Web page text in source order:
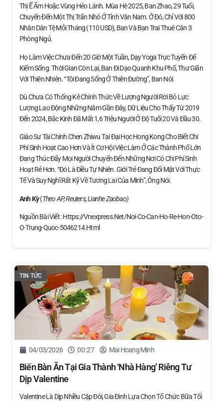
Thị Ế Ẩm Hoặc Vùng Hẻo Lánh. Mùa Hè 2025, Ban Zhao, 29 Tuổi,
Chuyển Đến Một Thị Trấn Nhỏ Ở Tỉnh Vân Nam. Ở Đó, Chỉ Với 800
Nhân Dân Tệ Mỗi Tháng (110 USD), Ban Và Bạn Trai Thuê Căn 3
Phòng Ngủ.
Họ Làm Việc Chưa Đến 20 Giờ Một Tuần, Dạy Yoga Trực Tuyến Để
Kiếm Sống. Thời Gian Còn Lại, Ban Đi Dạo Quanh Khu Phố, Thư Giãn
Với Thiên Nhiên. “Tôi Đang Sống Ở Thiên Đường”, Ban Nói.
Dù Chưa Có Thống Kê Chính Thức Về Lượng Người Rời Bỏ Lực
Lượng Lao Động Những Năm Gần Đây, Dữ Liệu Cho Thấy Từ 2019
Đến 2024, Bắc Kinh Đã Mất 1,6 Triệu Người Ở Độ Tuổi 20 Và Đầu 30.
Giáo Sư Tài Chính Chen Zhiwu Tại Đại Học Hong Kong Cho Biết Chi
Phí Sinh Hoạt Cao Hơn Và Ít Cơ Hội Việc Làm Ở Các Thành Phố Lớn
Đang Thúc Đẩy Mọi Người Chuyển Đến Những Nơi Có Chi Phí Sinh
Hoạt Rẻ Hơn. “Đó Là Điều Tự Nhiên. Giới Trẻ Đang Đối Mặt Với Thực
Tế Và Suy Nghĩ Rất Kỹ Về Tương Lai Của Mình”, Ông Nói.
Anh Kỳ(Theo AP, Reuters, Lianhe Zaobao)
Nguồn Bài Viết : Https://vnexpress.net/noi-Co-Can-Ho-Re-Hon-Oto-
O-Trung-Quoc-5046214.html
TIN TỨC
04/03/2026 00:27 Mai Hoang Minh
Biến Bàn Ăn Tại Gia Thành ‘nhà Hàng’ Riêng Tư
Dịp Valentine
Valentine Là Dịp Nhiều Cặp Đôi, Gia Đình Lựa Chọn Tổ Chức Bữa Tối